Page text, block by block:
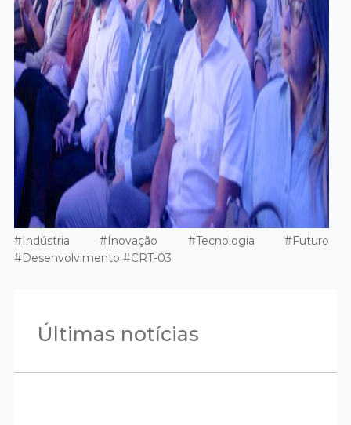
#Indústria #Inovação #Tecnologia #Futuro
#Desenvolvimento #CRT-03
Últimas notícias